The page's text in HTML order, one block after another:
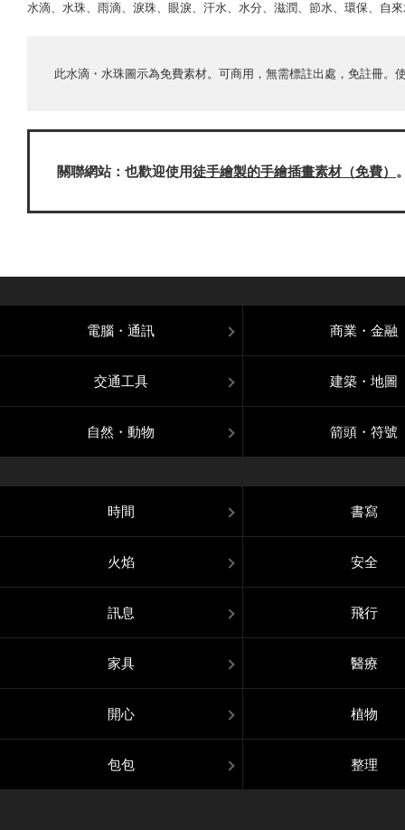
水滴、水珠、雨滴、淚珠、眼淚、汗水、水分、滋潤、節水、環保、自
此水滴・水珠圖示為免費素材。可商用，無需標註出處，免註冊。
關聯網站：也歡迎使用徒手繪製的手繪插畫素材（免費）
電腦・通訊 商業・金融
交通工具 建築・地圖
自然・動物 箭頭・符號
時間 書寫
火焰 安全
訊息 飛行
家具 醫療
開心 植物
包包 整理